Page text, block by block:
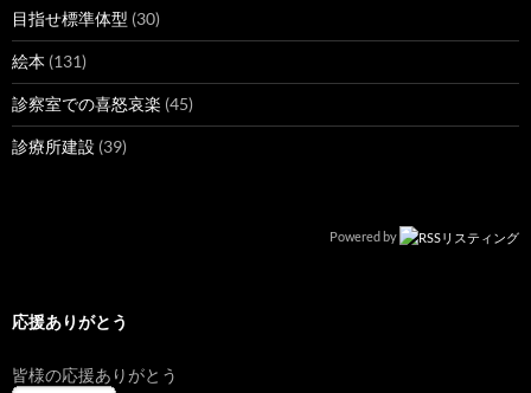
目指せ標準体型 (30)
絵本 (131)
診察室での喜怒哀楽 (45)
診療所建設 (39)
Powered by
応援ありがとう
皆様の応援ありがとう